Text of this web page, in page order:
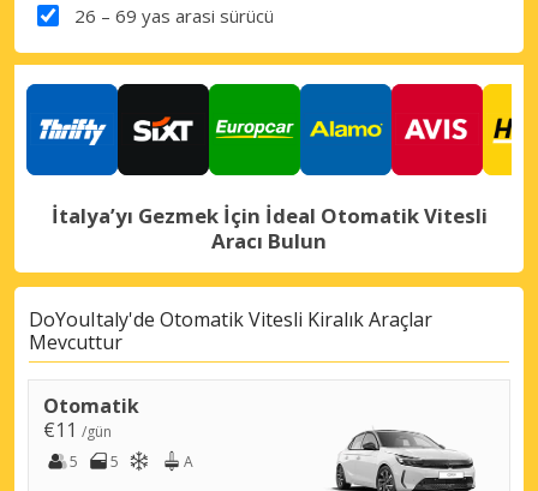
26 – 69 yas arasi sürücü
İtalya’yı Gezmek İçin İdeal Otomatik Vitesli
Aracı Bulun
DoYouItaly'de Otomatik Vitesli Kiralık Araçlar
Mevcuttur
Otomatik
€11 /gün
5
5 A